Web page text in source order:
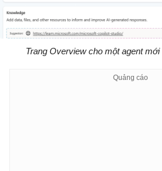
Trang Overview cho một agent mới